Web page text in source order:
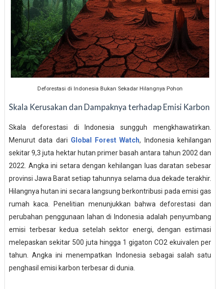
Deforestasi di Indonesia Bukan Sekadar Hilangnya Pohon
Skala Kerusakan dan Dampaknya terhadap Emisi Karbon
Skala deforestasi di Indonesia sungguh mengkhawatirkan.
Menurut data dari Global Forest Watch, Indonesia kehilangan
sekitar 9,3 juta hektar hutan primer basah antara tahun 2002 dan
2022. Angka ini setara dengan kehilangan luas daratan sebesar
provinsi Jawa Barat setiap tahunnya selama dua dekade terakhir.
Hilangnya hutan ini secara langsung berkontribusi pada emisi gas
rumah kaca. Penelitian menunjukkan bahwa deforestasi dan
perubahan penggunaan lahan di Indonesia adalah penyumbang
emisi terbesar kedua setelah sektor energi, dengan estimasi
melepaskan sekitar 500 juta hingga 1 gigaton CO2 ekuivalen per
tahun. Angka ini menempatkan Indonesia sebagai salah satu
penghasil emisi karbon terbesar di dunia.